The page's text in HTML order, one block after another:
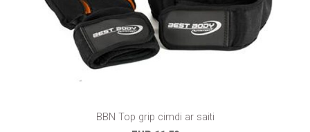
BBN Top grip cimdi ar saiti